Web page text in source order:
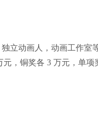
立动画人，动画工作室
，铜奖各 3 万元，单